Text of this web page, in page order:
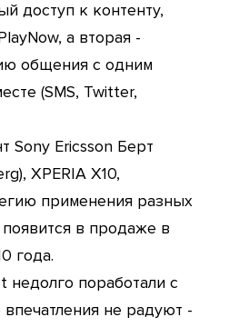
доступ к контенту,
а вторая -
общения с одним
(SMS, Twitter,
Sony Ericsson Берт
XPERIA X10,
применения разных
в продаже в
года.
недолго поработали с
не радуют -